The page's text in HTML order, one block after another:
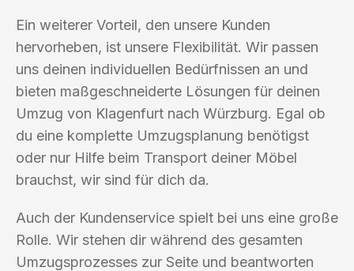
Ein weiterer Vorteil, den unsere Kunden
hervorheben, ist unsere Flexibilität. Wir passen
uns deinen individuellen Bedürfnissen an und
bieten maßgeschneiderte Lösungen für deinen
Umzug von Klagenfurt nach Würzburg. Egal ob
du eine komplette Umzugsplanung benötigst
oder nur Hilfe beim Transport deiner Möbel
brauchst, wir sind für dich da.
Auch der Kundenservice spielt bei uns eine große
Rolle. Wir stehen dir während des gesamten
Umzugsprozesses zur Seite und beantworten